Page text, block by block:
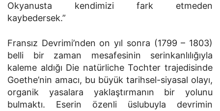
Okyanusta kendimizi fark etmeden
kaybedersek.”
Fransız Devrimi’nden on yıl sonra (1799 – 1803)
belli bir zaman mesafesinin serinkanlılığıyla
kaleme aldığı Die natürliche Tochter trajedisinde
Goethe’nin amacı, bu büyük tarihsel-siyasal olayı,
organik yasalara yaklaştırmanın bir yolunu
bulmaktı. Eserin özenli üslubuyla devrimin